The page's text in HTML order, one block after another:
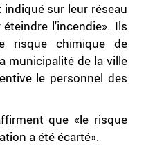
sur leur réseau
l'incendie». Ils
risque chimique de
municipalité de la ville
le personnel des
que «le risque
a été écarté».